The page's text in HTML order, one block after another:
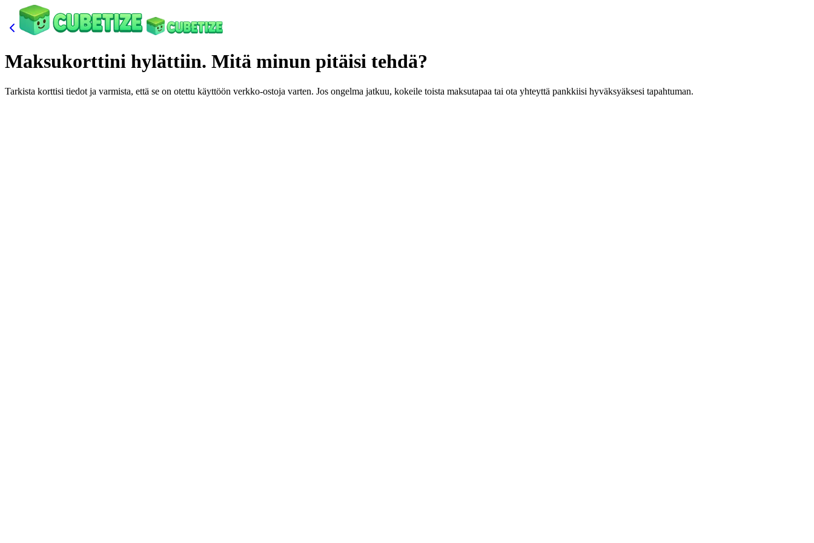
Maksukorttini hylättiin. Mitä minun pitäisi tehdä?
Tarkista korttisi tiedot ja varmista, että se on otettu käyttöön verkko-ostoja varten. Jos ongelma jatkuu, kokeile toista maksutapaa tai ota yhteyttä pankkiisi hyväksyäksesi tapahtuman.